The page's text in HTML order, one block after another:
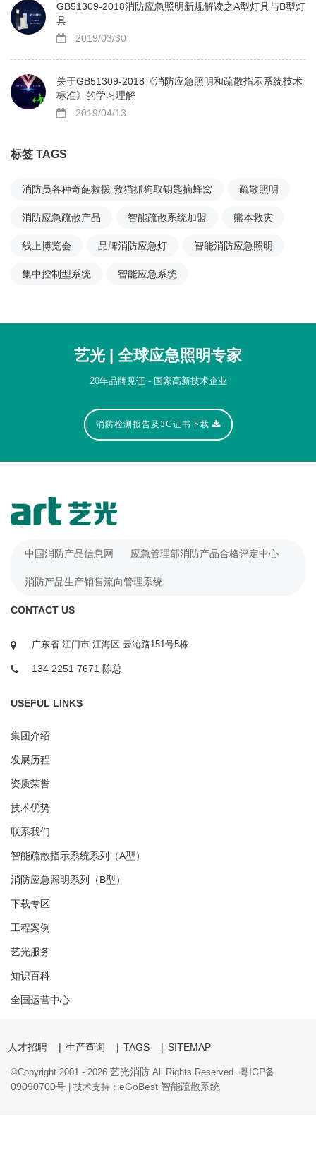
GB51309-2018消防应急照明新规解读之A型灯具与B型灯
具
2019/03/30
关于GB51309-2018《消防应急照明和疏散指示系统技术
标准》的学习理解
2019/04/13
标签 TAGS
消防员各种奇葩救援 救猫抓狗取钥匙摘蜂窝 疏散照明
消防应急疏散产品 智能疏散系统加盟 熊本救灾
线上博览会 品牌消防应急灯 智能消防应急照明
集中控制型系统 智能应急系统
艺光 | 全球应急照明专家
20年品牌见证 - 国家高新技术企业
消防检测报告及3C证书下载
中国消防产品信息网 应急管理部消防产品合格评定中心
消防产品生产销售流向管理系统
CONTACT US
广东省 江门市 江海区 云沁路151号5栋
134 2251 7671 陈总
USEFUL LINKS
集团介绍
发展历程
资质荣誉
技术优势
联系我们
智能疏散指示系统系列（A型）
消防应急照明系列（B型）
下载专区
工程案例
艺光服务
知识百科
全国运营中心
人才招聘 | 生产查询 | TAGS | SITEMAP
©Copyright 2001 - 2026 艺光消防 All Rights Reserved. 粤ICP备
09090700号 | 技术支持： eGoBest 智能疏散系统